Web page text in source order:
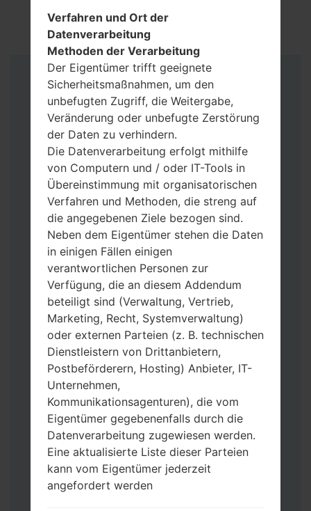
Anleitung
Laden Sie auf Ihren PC: Odin 3neueste
Version herunter.
Dann laden Sie die Firmware-Datei
herunter und entpacken Sie sie.
Sie brauchen 1(wählen Sie hier 1 Firmware-
Datei aus) oder 5 (wählen Sie 5 Firmware-
Dateien aus) Firmware-Dateien:
AP: „System & Recovery“
CP: „Modem & Radio“
CSC_***: „Country & Region & Operator“
HOME_CSC_***: „Country & Region &
Operator“
Verfahren und Ort der
Datenverarbeitung
Methoden der Verarbeitung
Der Eigentümer trifft geeignete
Sicherheitsmaßnahmen, um den
unbefugten Zugriff, die Weitergabe,
Veränderung oder unbefugte Zerstörung
der Daten zu verhindern.
Die Datenverarbeitung erfolgt mithilfe
von Computern und / oder IT-Tools in
Übereinstimmung mit organisatorischen
Verfahren und Methoden, die streng auf
die angegebenen Ziele bezogen sind.
Neben dem Eigentümer stehen die Daten
in einigen Fällen einigen
verantwortlichen Personen zur
Verfügung, die an diesem Addendum
beteiligt sind (Verwaltung, Vertrieb,
Marketing, Recht, Systemverwaltung)
oder externen Parteien (z. B. technischen
Dienstleistern von Drittanbietern,
Postbeförderern, Hosting) Anbieter, IT-
Unternehmen,
Kommunikationsagenturen), die vom
Eigentümer gegebenenfalls durch die
Datenverarbeitung zugewiesen werden.
Eine aktualisierte Liste dieser Parteien
kann vom Eigentümer jederzeit
angefordert werden